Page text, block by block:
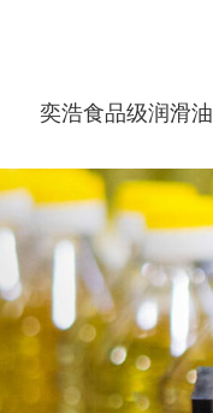
奕浩食品级润滑油